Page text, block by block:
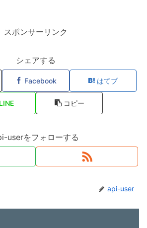
スポンサーリンク
シェアする
Facebook はてブ
LINE コピー
userをフォローする
api-user